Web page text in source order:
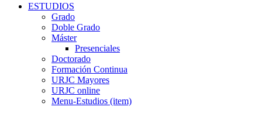
ESTUDIOS
Grado
Doble Grado
Máster
Presenciales
Doctorado
Formación Continua
URJC Mayores
URJC online
Menu-Estudios (item)